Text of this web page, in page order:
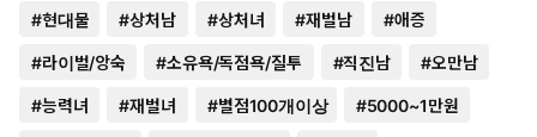
#현대물 #상처남 #상처녀 #재벌남 #애증
#라이벌/앙숙 #소유욕/독점욕/질투 #직진남 #오만남
#능력녀 #재벌녀 #별점100개이상 #5000~1만원